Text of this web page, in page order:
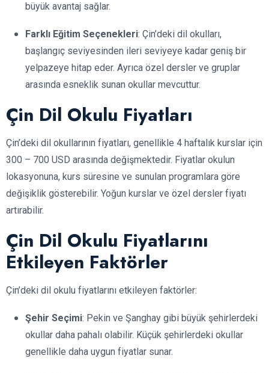
büyük avantaj sağlar.
Farklı Eğitim Seçenekleri: Çin’deki dil okulları,
başlangıç seviyesinden ileri seviyeye kadar geniş bir
yelpazeye hitap eder. Ayrıca özel dersler ve gruplar
arasında esneklik sunan okullar mevcuttur.
Çin Dil Okulu Fiyatları
Çin’deki dil okullarının fiyatları, genellikle 4 haftalık kurslar için
300 – 700 USD arasında değişmektedir. Fiyatlar okulun
lokasyonuna, kurs süresine ve sunulan programlara göre
değişiklik gösterebilir. Yoğun kurslar ve özel dersler fiyatı
artırabilir.
Çin Dil Okulu Fiyatlarını
Etkileyen Faktörler
Çin’deki dil okulu fiyatlarını etkileyen faktörler:
Şehir Seçimi: Pekin ve Şanghay gibi büyük şehirlerdeki
okullar daha pahalı olabilir. Küçük şehirlerdeki okullar
genellikle daha uygun fiyatlar sunar.